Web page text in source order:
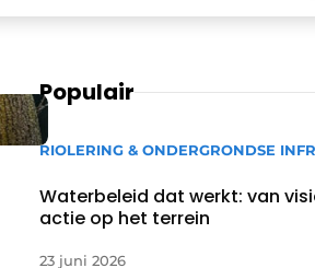
Populair
RIOLERING & ONDERGRONDSE
Waterbeleid dat werkt: van
actie op het terrein
23 juni 2026